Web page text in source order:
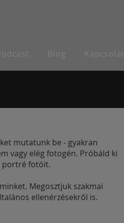
Blog Kapcsolat
mutatunk be - gyakran
vagy elég fotogén. Próbáld ki
portré fotóit.
Megosztjuk szakmai
ellenérzésekről is.